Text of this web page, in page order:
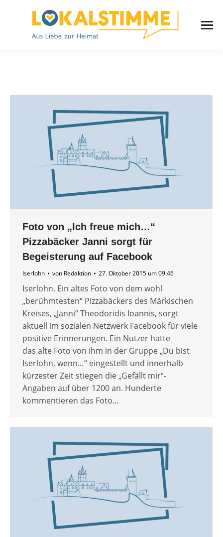
Foto von „Ich freue mich…“
Pizzabäcker Janni sorgt für
Begeisterung auf Facebook
Iserlohn von Redaktion 27. Oktober 2015 um 09:46
Iserlohn. Ein altes Foto von dem wohl
„berühmtesten“ Pizzabäckers des Märkischen
Kreises, „Janni“ Theodoridis Ioannis, sorgt
aktuell im sozialen Netzwerk Facebook für viele
positive Erinnerungen. Ein Nutzer hatte
das alte Foto von ihm in der Gruppe „Du bist
Iserlohn, wenn…“ eingestellt und innerhalb
kürzester Zeit stiegen die „Gefällt mir“-
Angaben auf über 1200 an. Hunderte
kommentieren das Foto…